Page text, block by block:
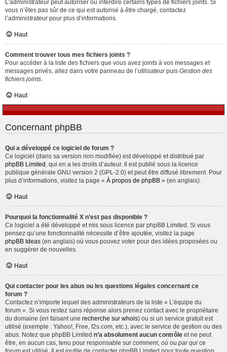
L’administrateur peut autoriser ou interdire certains types de fichiers joints. Si
vous n’êtes pas sûr de ce qui est autorisé à être chargé, contactez
l’administrateur pour plus d’informations.
Haut
Comment trouver tous mes fichiers joints ?
Pour accéder à la liste des fichiers que vous avez joints à vos messages et
messages privés, allez dans votre panneau de l’utilisateur puis Gestion des
fichiers joints
Haut
Concernant phpBB
Qui a développé ce logiciel de forum ?
Ce logiciel (dans sa version non modifiée) est développé et distribué par
phpBB Limited , qui en a les droits d’auteur. Il est publié sous la licence
publique générale GNU version 2 (GPL-2.0) et peut être diffusé librement. Pour
plus d’informations, visitez la page « À propos de phpBB » (en anglais).
Haut
Pourquoi la fonctionnalité X n’est pas disponible ?
Ce logiciel a été développé et mis sous licence par phpBB Limited. Si vous
pensez qu’une fonctionnalité nécessite d’être ajoutée, visitez la page
phpBB Ideas (en anglais) où vous pouvez voter pour des idées proposées ou
en suggérer de nouvelles.
Haut
Qui contacter pour les abus ou les questions légales concernant ce
forum ?
Contactez n’importe lequel des administrateurs de la liste « L’équipe du
forum ». Si vous restez sans réponse alors prenez contact avec le propriétaire
du domaine (en faisant une recherche sur whois) ou si un service gratuit est
utilisé (exemple : Yahoo!, Free, f2s.com, etc.), avec le service de gestion ou des
abus. Notez que phpBB Limited n’a absolument aucun contrôle et ne peut
être, en aucun cas, tenu pour responsable sur comment, où ou par qui ce